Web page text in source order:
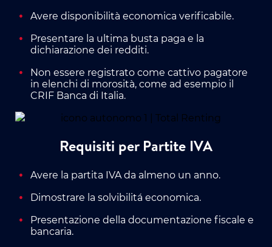
Avere disponibilità economica verificabile.
Presentare la ultima busta paga e la
dichiarazione dei redditi.
Non essere registrato come cattivo pagatore
in elenchi di morosità, come ad esempio il
CRIF Banca di Italia.
Requisiti per Partite IVA
Avere la partita IVA da almeno un anno.
Dimostrare la solvibilitá economica.
Presentazione della documentazione fiscale e
bancaria.